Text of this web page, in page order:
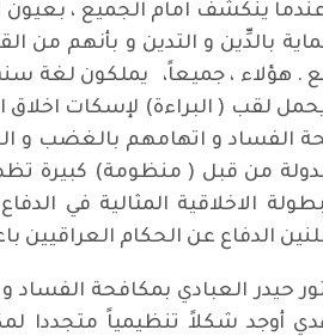
عندما ينكشف امام الجميع ،
بالدِّين و التدين و بأنهم من
. هؤلاء ، جميعاً، يملكون لغة
لقب ( البراءة) لإسكات اخلاق
الفساد و اتهامهم بالغضب و
من قبل ( منظومة) كبيرة
الاخلاقية المثالية في
الدفاع عن الحكام العراقيين
حيدر العبادي بمكافحة الفساد
المهدي أوجد شكلاً تنظيمياً